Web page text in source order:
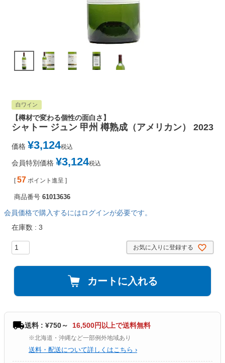
白ワイン
【樽材で変わる個性の面白さ】
シャトー ジュン 甲州 樽熟成（アメリカン） 2023
価格 ¥3,124税込
会員特別価格 ¥3,124税込
[ 57 ポイント進呈 ]
商品番号 61013636
会員価格で購入するにはログインが必要です。
在庫数
3
お気に入りに登録する
カートに入れる
送料 : ¥750～ 16,500円以上で送料無料
※北海道・沖縄など一部例外地域あり
送料・配送について詳しくはこちら ›